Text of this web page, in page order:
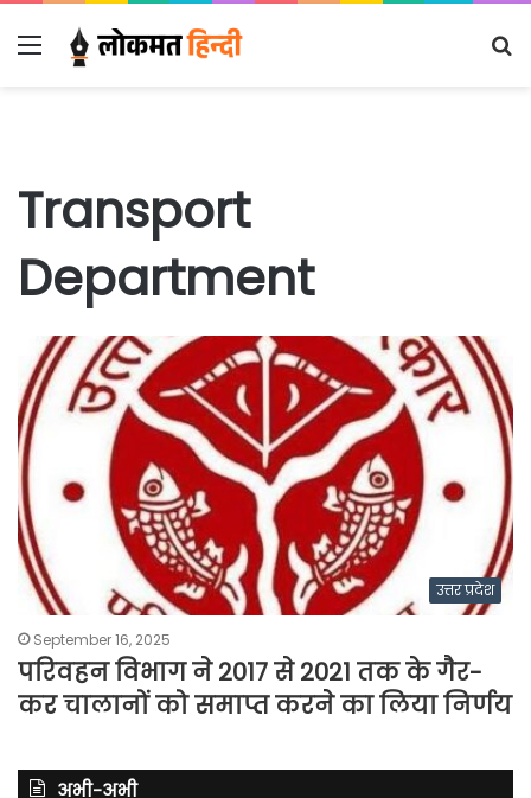
Menu
Transport
Department
उत्तर प्रदेश
September 16, 2025
परिवहन विभाग ने 2017 से 2021 तक के गैर-
कर चालानों को समाप्त करने का लिया निर्णय
अभी-अभी